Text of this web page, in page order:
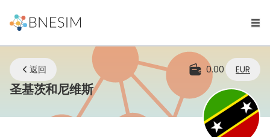
返回 0.00 EUR
圣基茨和尼维斯eSIM | 无论您身在何处，始终保